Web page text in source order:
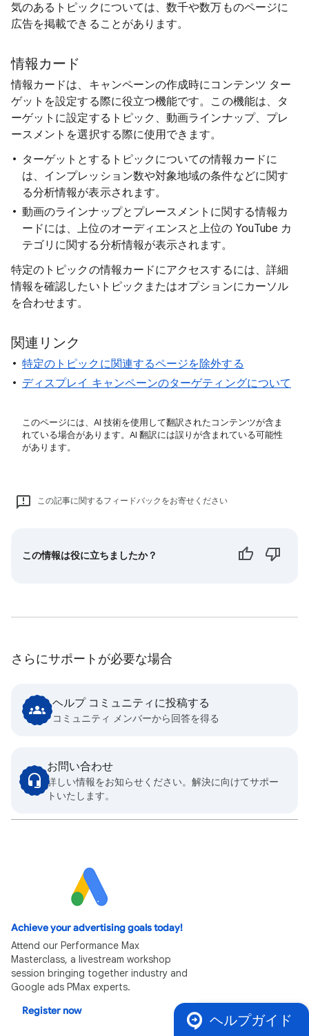
気のあるトピックについては、数千や数万ものページに
広告を掲載できることがあります。
情報カード
情報カードは、キャンペーンの作成時にコンテンツ ター
ゲットを設定する際に役立つ機能です。この機能は、タ
ーゲットに設定するトピック、動画ラインナップ、プレ
ースメントを選択する際に使用できます。
ターゲットとするトピックについての情報カードに
は、インプレッション数や対象地域の条件などに関す
る分析情報が表示されます。
動画のラインナップとプレースメントに関する情報カ
ードには、上位のオーディエンスと上位の YouTube カ
テゴリに関する分析情報が表示されます。
特定のトピックの情報カードにアクセスするには、詳細
情報を確認したいトピックまたはオプションにカーソル
を合わせます。
関連リンク
特定のトピックに関連するページを除外する
ディスプレイ キャンペーンのターゲティングについて
このページには、AI 技術を使用して翻訳されたコンテンツが含ま
れている場合があります。AI 翻訳には誤りが含まれている可能性
があります。
この記事に関するフィードバックをお寄せください
この情報は役に立ちましたか？
さらにサポートが必要な場合
ヘルプ コミュニティに投稿する
コミュニティ メンバーから回答を得る
お問い合わせ
詳しい情報をお知らせください。解決に向けてサポー
トいたします。
Achieve your advertising goals today!
Attend our Performance Max
Masterclass, a livestream workshop
session bringing together industry and
Google ads PMax experts.
Register now
ヘルプガイド